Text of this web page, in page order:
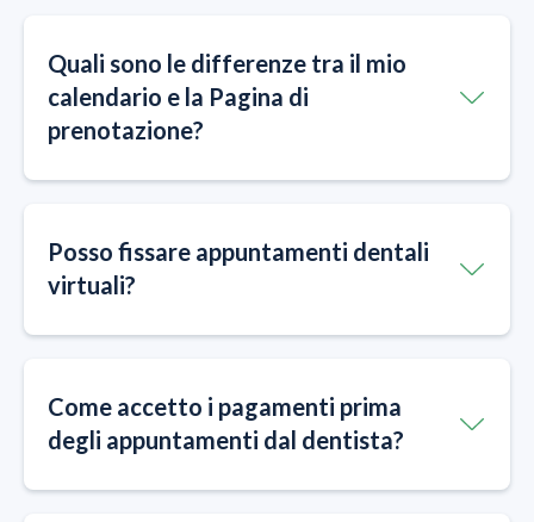
Quali sono le differenze tra il mio
calendario e la Pagina di
prenotazione?
Posso fissare appuntamenti dentali
virtuali?
Come accetto i pagamenti prima
degli appuntamenti dal dentista?